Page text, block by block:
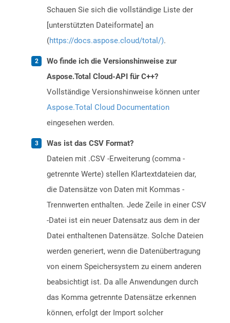
Schauen Sie sich die vollständige Liste der
[unterstützten Dateiformate] an
(https://docs.aspose.cloud/total/).
Wo finde ich die Versionshinweise zur
Aspose.Total Cloud-API für C++?
Vollständige Versionshinweise können unter
Aspose.Total Cloud Documentation
eingesehen werden.
Was ist das CSV Format?
Dateien mit .CSV -Erweiterung (comma -
getrennte Werte) stellen Klartextdateien dar,
die Datensätze von Daten mit Kommas -
Trennwerten enthalten. Jede Zeile in einer CSV
-Datei ist ein neuer Datensatz aus dem in der
Datei enthaltenen Datensätze. Solche Dateien
werden generiert, wenn die Datenübertragung
von einem Speichersystem zu einem anderen
beabsichtigt ist. Da alle Anwendungen durch
das Komma getrennte Datensätze erkennen
können, erfolgt der Import solcher